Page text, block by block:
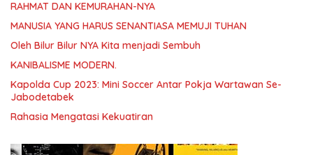
RAHMAT DAN KEMURAHAN-NYA
MANUSIA YANG HARUS SENANTIASA MEMUJI TUHAN
Oleh Bilur Bilur NYA Kita menjadi Sembuh
KANIBALISME MODERN.
Kapolda Cup 2023: Mini Soccer Antar Pokja Wartawan Se-
Jabodetabek
Rahasia Mengatasi Kekuatiran